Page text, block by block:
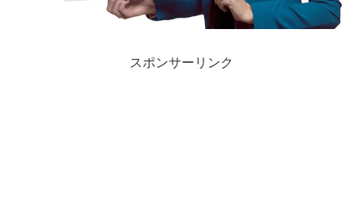
スポンサーリンク